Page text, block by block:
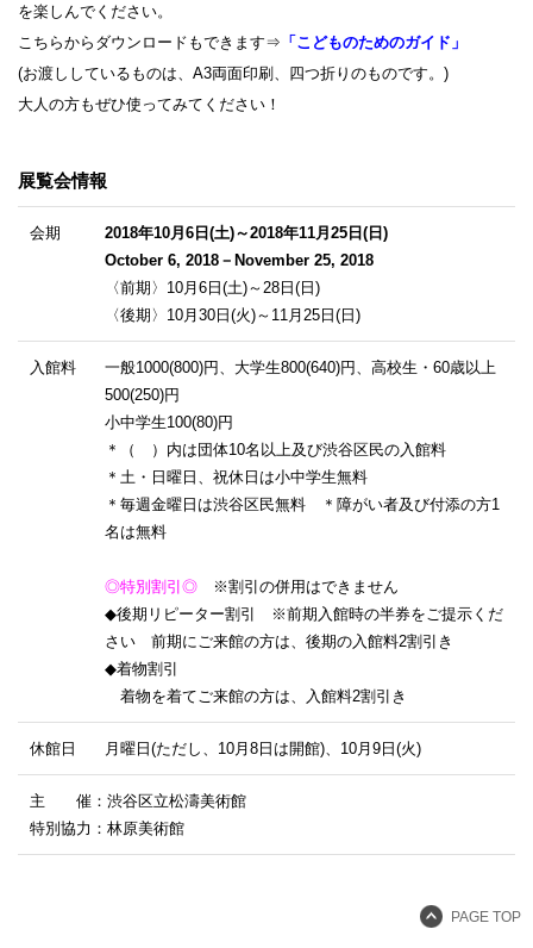
を楽しんでください。
こちらからダウンロードもできます⇒ 「こどものためのガイド」
(お渡ししているものは、A3両面印刷、四つ折りのものです。)
大人の方もぜひ使ってみてください！
展覧会情報
会期
2018年10月6日(土)～2018年11月25日(日)
October 6, 2018－November 25, 2018
〈前期〉10月6日(土)～28日(日)
〈後期〉10月30日(火)～11月25日(日)
入館料
一般1000(800)円、大学生800(640)円、高校生・60歳以上
500(250)円
小中学生100(80)円
＊（ ）内は団体10名以上及び渋谷区民の入館料
＊土・日曜日、祝休日は小中学生無料
＊毎週金曜日は渋谷区民無料 ＊障がい者及び付添の方1
名は無料
◎特別割引◎ ※割引の併用はできません
◆後期リピーター割引 ※前期入館時の半券をご提示くだ
さい 前期にご来館の方は、後期の入館料2割引き
◆着物割引
着物を着てご来館の方は、入館料2割引き
休館日 月曜日(ただし、10月8日は開館)、10月9日(火)
主 催：渋谷区立松濤美術館
特別協力：林原美術館
PAGE TOP